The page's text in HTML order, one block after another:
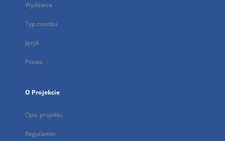
Wydawca
Typ zasobu
Język
Prawa
O Projekcie
Opis projektu
Regulamin